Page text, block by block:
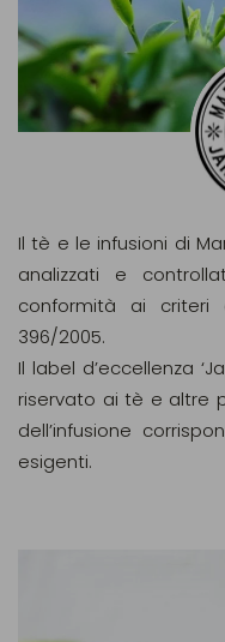
Il tè e le infusioni di
analizzati e
conformità ai criteri
396/2005.
Il label d’eccellenza
riservato ai tè e altre
dell’infusione
esigenti.